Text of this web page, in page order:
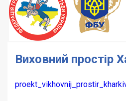
Виховний простір